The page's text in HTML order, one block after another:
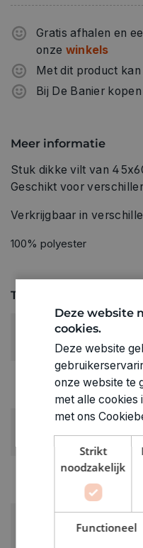
Gratis afhalen en
onze winkels
Met dit product kan
Bij De Banier kopen
Meer informatie
Stuk dikke vilt van
Geschikt voor
Verkrijgbaar in
100% polyester
Technische
LEVERANCIERSKLEUR:
RUBRIEK:
GEWICHT
Deze website
cookies.
Deze website
onze website te
met alle cookies
met ons
Strikt
noodzakelijk
Functioneel